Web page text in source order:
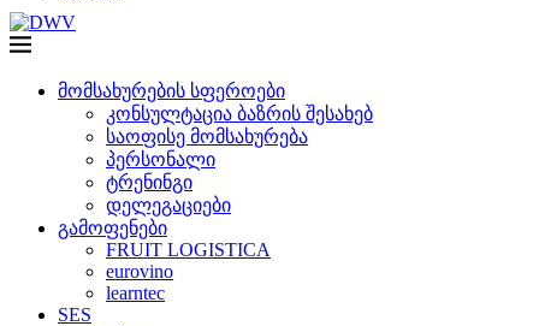
მომსახურების სფეროები
კონსულტაცია ბაზრის შესახებ
საოფისე მომსახურება
პერსონალი
ტრენინგი
დელეგაციები
გამოფენები
FRUIT LOGISTICA
eurovino
learntec
SES